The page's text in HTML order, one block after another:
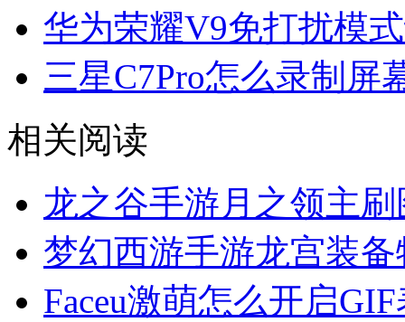
华为荣耀V9免打扰模
三星C7Pro怎么录制屏
相关阅读
龙之谷手游月之领主
梦幻西游手游龙宫装
Faceu激萌怎么开启